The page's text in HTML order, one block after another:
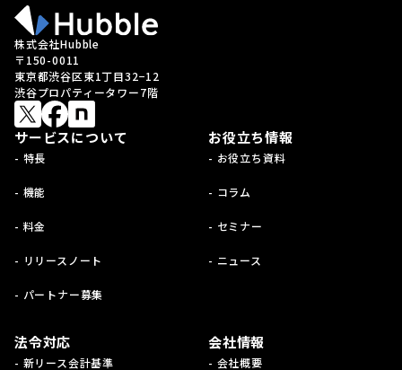
株式会社Hubble
〒150-0011
東京都渋谷区東1丁目32−12
渋谷プロパティータワー7階
サービスについて
- 特長
- 機能
- 料金
- リリースノート
- パートナー募集
お役立ち情報
- お役立ち資料
- コラム
- セミナー
- ニュース
法令対応
- 新リース会計基準
会社情報
- 会社概要